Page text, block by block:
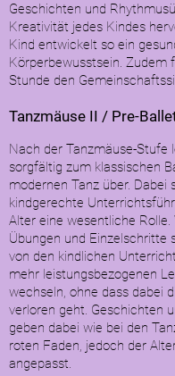
Geschichten und
Kreativität jedes Kindes
Kind entwickelt so ein
Körperbewusstsein. Zudem
Stunde den
Tanzmäuse II / Pre-
Nach der Tanzmäuse-Stufe
sorgfältig zum klassischen
modernen Tanz über. Dabei
kindgerechte
Alter eine wesentliche Rolle.
Übungen und Einzelschritte
von den kindlichen
mehr leistungsbezogenen
wechseln, ohne dass dabei
verloren geht. Geschichten
geben dabei wie bei den
roten Faden, jedoch der
angepasst.